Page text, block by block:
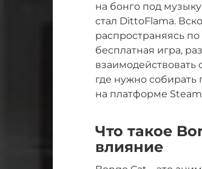
на бонго под
стал DittoFlama.
распространяясь
бесплатная игра,
где нужно
на платформе
Что такое
влияние